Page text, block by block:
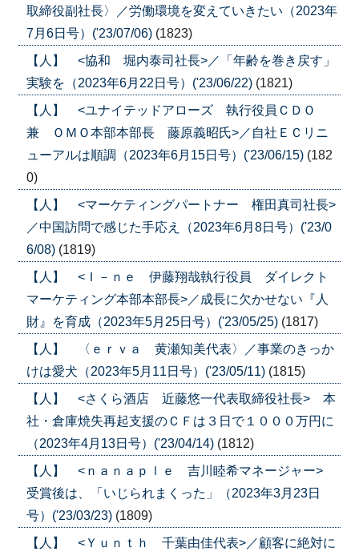
取締役副社長〉／労働環境を変えていきたい（2023年
7月6日号）('23/07/06) (1823)
【人】 <協和 堀内泰司社長>／「年齢を巻き戻す」
実験を（2023年6月22日号）('23/06/22) (1821)
【人】 <ユナイテッドアローズ 執行役員ＣＤＯ
兼 ＯＭＯ本部本部長 藤原義昭氏>／自社ＥＣリニ
ューアルは順調（2023年6月15日号）('23/06/15) (182
0)
【人】 <マーケティングパートナー 権田真司社長>
／中国訪問で感じた手応え（2023年6月8日号）('23/0
6/08) (1819)
【人】 <Ｉ－ｎｅ 伊藤翔哉執行役員 ダイレクト
マーケティング本部本部長>／成長に欠かせない『人
財』を育成（2023年5月25日号）('23/05/25) (1817)
【人】 〈ｅｒｖａ 黄瀬知美代表〉／事業のきっか
けは愛犬（2023年5月11日号）('23/05/11) (1815)
【人】 <さくら酒店 近藤悠一代表取締役社長> 本
社・倉庫焼失再起支援のＣＦは３日で１０００万円に
（2023年4月13日号）('23/04/14) (1812)
【人】 <ｎａｎａｐｌｅ 吉川睦希マネージャー>
受賞後は、「いじられまくった」（2023年3月23日
号）('23/03/23) (1809)
【人】 <Ｙｕｎｔｈ 千葉由佳代表>／顧客に絶対に